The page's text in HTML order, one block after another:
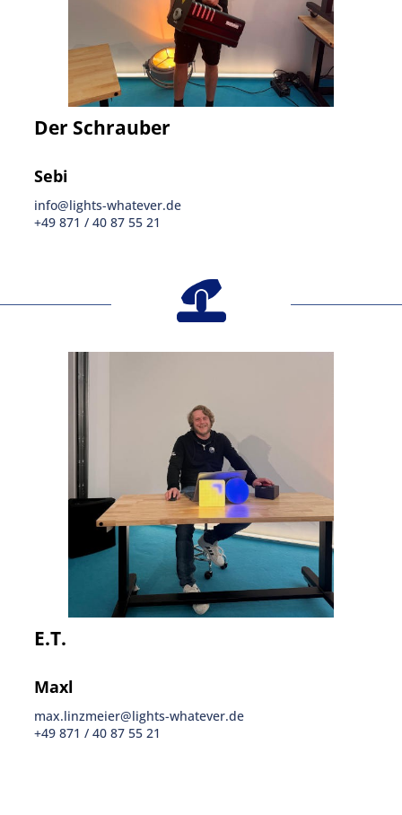
Der Schrauber
Sebi
info@lights-whatever.de
+49 871 / 40 87 55 21
E.T.
Maxl
max.linzmeier@lights-whatever.de
+49 871 / 40 87 55 21